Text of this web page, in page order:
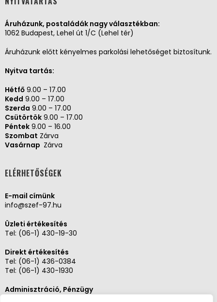
Áruházunk, postaládák nagy választékban:
1062 Budapest, Lehel út 1/C (Lehel tér)
Áruházunk előtt kényelmes parkolási lehetőséget biztosítunk.
Nyitva tartás:
Hétfő 9.00 – 17.00
Kedd 9.00 – 17.00
Szerda 9.00 – 17.00
Csütörtök 9.00 – 17.00
Péntek 9.00 – 16.00
Szombat Zárva
Vasárnap Zárva
ELÉRHETŐSÉGEK
E-mail címünk
info@szef-97.hu
Üzleti értékesítés
Tel: (06-1) 430-19-30
Direkt értékesítés
Tel: (06-1) 436-0384
Tel: (06-1) 430-1930
Adminisztráció, Pénzügy